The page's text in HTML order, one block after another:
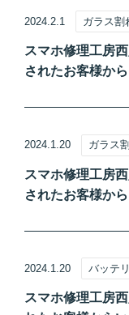
2024.2.1 ガラス割
スマホ修理工房
されたお客様か
2024.1.20 ガラス
スマホ修理工房
されたお客様か
2024.1.20 バッテ
スマホ修理工房